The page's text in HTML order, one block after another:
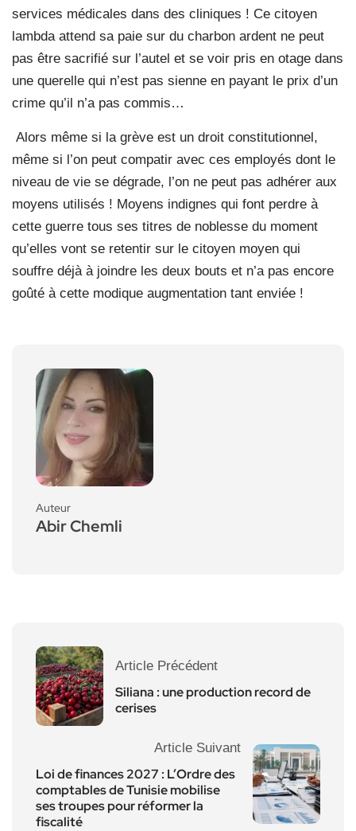
services médicales dans des cliniques ! Ce citoyen
lambda attend sa paie sur du charbon ardent ne peut
pas être sacrifié sur l’autel et se voir pris en otage dans
une querelle qui n’est pas sienne en payant le prix d’un
crime qu’il n’a pas commis…
Alors même si la grève est un droit constitutionnel,
même si l’on peut compatir avec ces employés dont le
niveau de vie se dégrade, l’on ne peut pas adhérer aux
moyens utilisés ! Moyens indignes qui font perdre à
cette guerre tous ses titres de noblesse du moment
qu’elles vont se retentir sur le citoyen moyen qui
souffre déjà à joindre les deux bouts et n’a pas encore
goûté à cette modique augmentation tant enviée !
Auteur
Abir Chemli
Article Précédent
Siliana : une production record de
cerises
Article Suivant
Loi de finances 2027 : L’Ordre des
comptables de Tunisie mobilise
ses troupes pour réformer la
fiscalité